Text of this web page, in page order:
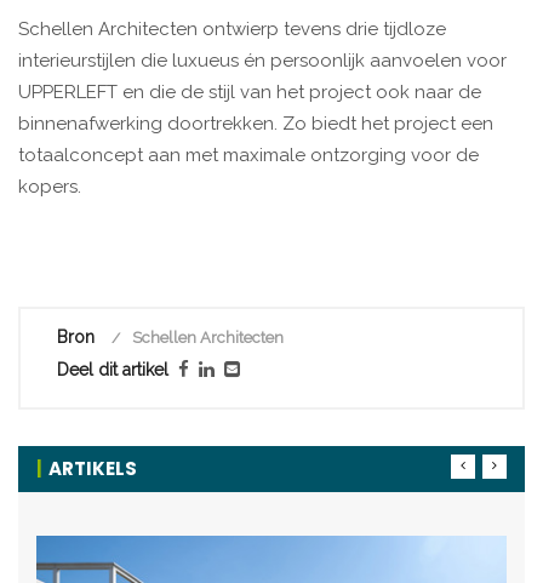
Schellen Architecten ontwierp tevens drie tijdloze
interieurstijlen die luxueus én persoonlijk aanvoelen voor
UPPERLEFT en die de stijl van het project ook naar de
binnenafwerking doortrekken. Zo biedt het project een
totaalconcept aan met maximale ontzorging voor de
kopers.
Bron Schellen Architecten
Deel dit artikel
ARTIKELS